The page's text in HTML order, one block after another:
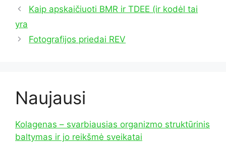
Kaip apskaičiuoti BMR ir TDEE (ir kodėl tai
yra
Fotografijos priedai REV
Naujausi
Kolagenas – svarbiausias organizmo struktūrinis
baltymas ir jo reikšmė sveikatai